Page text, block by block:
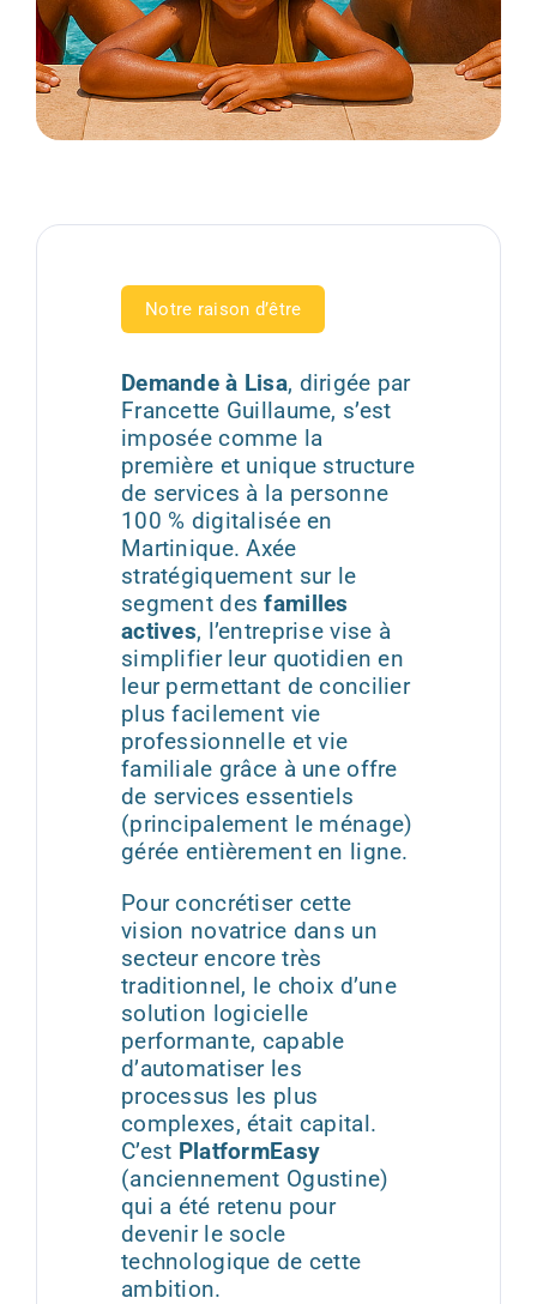
Notre raison d’être
Demande à Lisa, dirigée par
Francette Guillaume, s’est
imposée comme la
première et unique structure
de services à la personne
100 % digitalisée en
Martinique. Axée
stratégiquement sur le
segment desfamilles
actives, l’entreprise vise à
simplifier leur quotidien en
leur permettant de concilier
plus facilement vie
professionnelle et vie
familiale grâce à une offre
de services essentiels
(principalement le ménage)
gérée entièrement en ligne.
Pour concrétiser cette
vision novatrice dans un
secteur encore très
traditionnel, le choix d’une
solution logicielle
performante, capable
d’automatiser les
processus les plus
complexes, était capital.
C’est PlatformEasy
(anciennement Ogustine)
qui a été retenu pour
devenir le socle
technologique de cette
ambition.